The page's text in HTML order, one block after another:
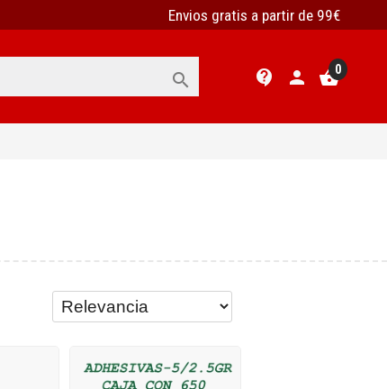
Envios gratis a partir de 99€
 contact_support person shopping_basket0